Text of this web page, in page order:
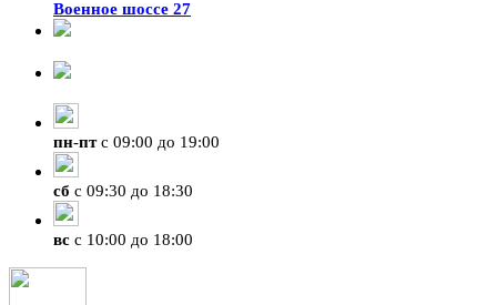
Военное шоссе 27
пн-птс 09:00 до 19:00
сб с 09:30 до 18:30
вс с 10:00 до 18:00